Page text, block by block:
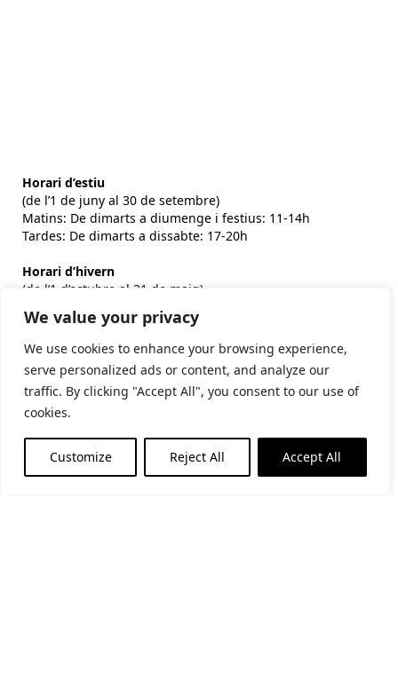
We value your privacy
We use cookies to enhance your browsing experience,
serve personalized ads or content, and analyze our
traffic. By clicking "Accept All", you consent to our use of
cookies.
Customize Reject All Accept All
Horari d’estiu
(de l’1 de juny al 30 de setembre)
Matins: De dimarts a diumenge i festius: 11-14h
Tardes: De dimarts a dissabte: 17-20h
Horari d’hivern
(de l’1 d’octubre al 31 de maig)
Matins: De dimarts a diumenge i festius: 10:30-14h
Tardes: De dijous a dissabte: 17-19h
Subscriu-te al butlletí
He llegit i accepto la politica de privacitat